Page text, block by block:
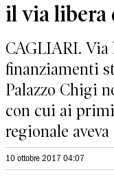
il via libera
CAGLIARI. Via
finanziamenti
Palazzo Chigi
con cui ai
regionale
10 ottobre 2017 04:07